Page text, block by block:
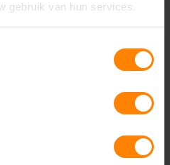
gebruik van hun services.